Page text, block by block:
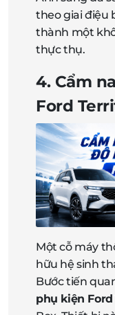
theo giai điệu
thành một
thực thụ.
4. Cẩm
Ford
Một cỗ máy
hữu hệ sinh
Bước tiến
phụ kiện